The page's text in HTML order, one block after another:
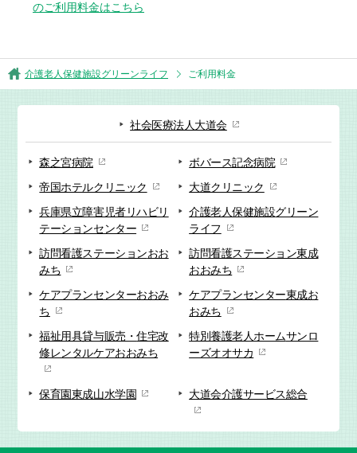
のご利用料金はこちら
介護老人保健施設グリーンライフ ご利用料金
社会医療法人大道会
森之宮病院
ボバース記念病院
帝国ホテルクリニック
大道クリニック
兵庫県立障害児者リハビリ
テーションセンター
介護老人保健施設グリーン
ライフ
訪問看護ステーションおお
みち
訪問看護ステーション東成
おおみち
ケアプランセンターおおみ
ち
ケアプランセンター東成お
おみち
福祉用具貸与販売・住宅改
修レンタルケアおおみち
特別養護老人ホームサンロ
ーズオオサカ
保育園東成山水学園 大道会介護サービス総合